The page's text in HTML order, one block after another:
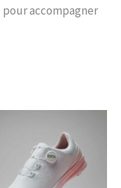
accompagner